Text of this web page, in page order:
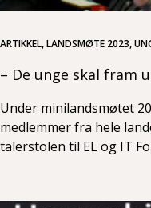
ARTIKKEL, LANDSMØTE 2023,
– De unge skal fram
Under minilandsmøtet
medlemmer fra hele
talerstolen til EL og IT